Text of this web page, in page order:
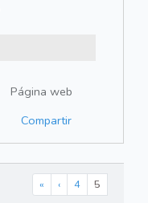
Página web
Compartir
« ‹ 4 5